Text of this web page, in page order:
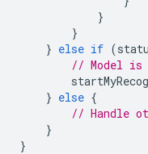
}
}
} else if (
// Model is
} else {
// Handle
}
}